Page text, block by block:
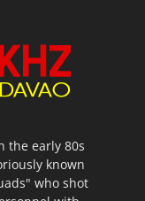
the early 80s
known
who shot